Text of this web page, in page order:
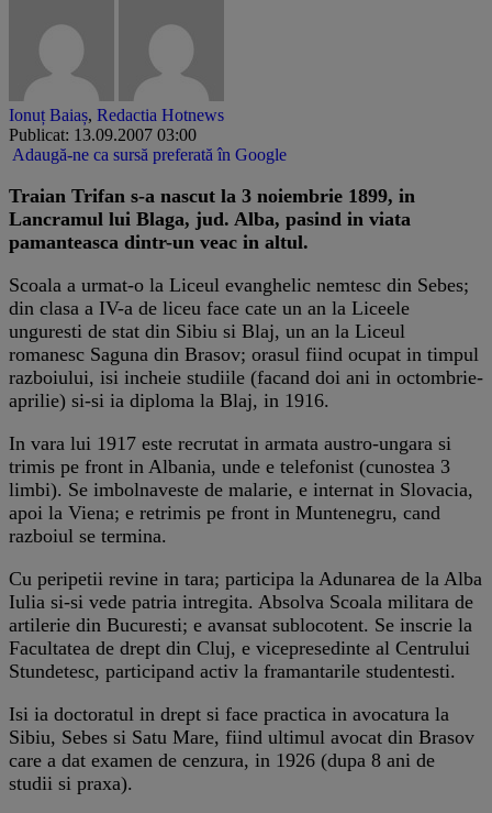
Ionuț Baiaș, Redactia Hotnews
Publicat: 13.09.2007 03:00
Adaugă-ne ca sursă preferată în Google
Traian Trifan s-a nascut la 3 noiembrie 1899, in
Lancramul lui Blaga, jud. Alba, pasind in viata
pamanteasca dintr-un veac in altul.
Scoala a urmat-o la Liceul evanghelic nemtesc din Sebes;
din clasa a IV-a de liceu face cate un an la Liceele
unguresti de stat din Sibiu si Blaj, un an la Liceul
romanesc Saguna din Brasov; orasul fiind ocupat in timpul
razboiului, isi incheie studiile (facand doi ani in octombrie-
aprilie) si-si ia diploma la Blaj, in 1916.
In vara lui 1917 este recrutat in armata austro-ungara si
trimis pe front in Albania, unde e telefonist (cunostea 3
limbi). Se imbolnaveste de malarie, e internat in Slovacia,
apoi la Viena; e retrimis pe front in Muntenegru, cand
razboiul se termina.
Cu peripetii revine in tara; participa la Adunarea de la Alba
Iulia si-si vede patria intregita. Absolva Scoala militara de
artilerie din Bucuresti; e avansat sublocotent. Se inscrie la
Facultatea de drept din Cluj, e vicepresedinte al Centrului
Stundetesc, participand activ la framantarile studentesti.
Isi ia doctoratul in drept si face practica in avocatura la
Sibiu, Sebes si Satu Mare, fiind ultimul avocat din Brasov
care a dat examen de cenzura, in 1926 (dupa 8 ani de
studii si praxa).